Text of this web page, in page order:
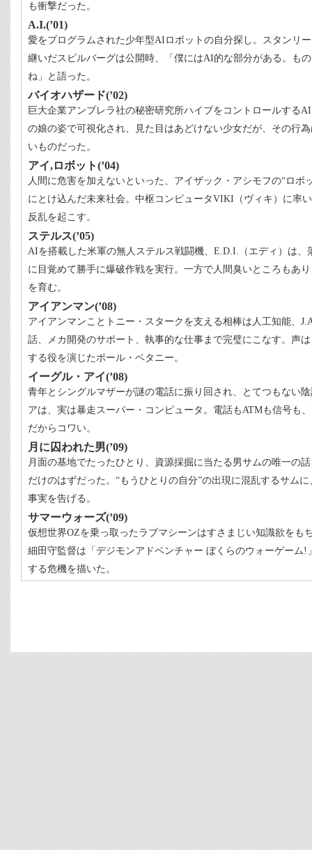
も衝撃だった。
A.I.(’01)
愛をプログラムされた少年型AIロボットの自分探し。スタンリ
継いだスピルバーグは公開時、「僕にはAI的な部分がある。も
ね」と語った。
バイオハザード(’02)
巨大企業アンブレラ社の秘密研究所ハイブをコントロールする
の娘の姿で可視化され、見た目はあどけない少女だが、その行
いものだった。
アイ,ロボット(’04)
人間に危害を加えないといった、アイザック・アシモフの“ロボ
にとけ込んだ未来社会。中枢コンピュータVIKI（ヴィキ）に率
反乱を起こす。
ステルス(’05)
AIを搭載した米軍の無人ステルス戦闘機、E.D.I.（エディ）は、
に目覚めて勝手に爆破作戦を実行。一方で人間臭いところもあ
を育む。
アイアンマン(’08)
アイアンマンことトニー・スタークを支える相棒は人工知能、
話、メカ開発のサポート、執事的な仕事まで完璧にこなす。声
する役を演じたポール・ベタニー。
イーグル・アイ(’08)
青年とシングルマザーが謎の電話に振り回され、とてつもない
アは、実は暴走スーパー・コンピュータ。電話もATMも信号も
だからコワい。
月に囚われた男(’09)
月面の基地でたったひとり、資源採掘に当たる男サムの唯一の
だけのはずだった。“もうひとりの自分”の出現に混乱するサム
事実を告げる。
サマーウォーズ(’09)
仮想世界OZを乗っ取ったラブマシーンはすさまじい知識欲をも
細田守監督は「デジモンアドベンチャー ぼくらのウォーゲーム!
する危機を描いた。